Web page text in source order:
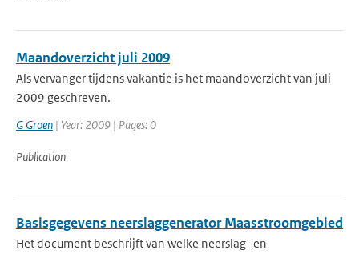
Maandoverzicht juli 2009
Als vervanger tijdens vakantie is het maandoverzicht van juli
2009 geschreven.
G Groen | Year: 2009 | Pages: 0
Publication
Basisgegevens neerslaggenerator Maasstroomgebied
Het document beschrijft van welke neerslag- en